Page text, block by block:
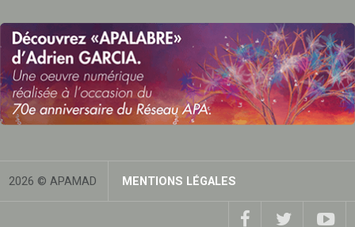
2026 © APAMAD MENTIONS LÉGALES